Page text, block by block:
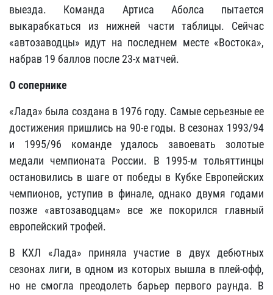
выезда. Команда Артиса Аболса пытается
выкарабкаться из нижней части таблицы. Сейчас
«автозаводцы» идут на последнем месте «Востока»,
набрав 19 баллов после 23-х матчей.
О сопернике
«Лада» была создана в 1976 году. Самые серьезные ее
достижения пришлись на 90-е годы. В сезонах 1993/94
и 1995/96 команде удалось завоевать золотые
медали чемпионата России. В 1995-м тольяттинцы
остановились в шаге от победы в Кубке Европейских
чемпионов, уступив в финале, однако двумя годами
позже «автозаводцам» все же покорился главный
европейский трофей.
В КХЛ «Лада» приняла участие в двух дебютных
сезонах лиги, в одном из которых вышла в плей-офф,
но не смогла преодолеть барьер первого раунда. В